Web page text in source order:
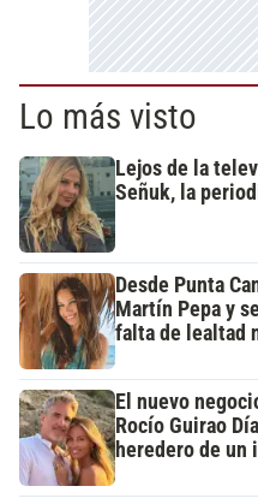
Lo más visto
Lejos de la
Señuk, la
Desde Punta
Martín Pepa y
falta de lealtad
El nuevo
Rocío Guirao
heredero de